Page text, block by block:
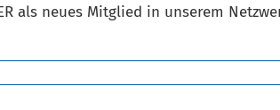
als neues Mitglied in unserem